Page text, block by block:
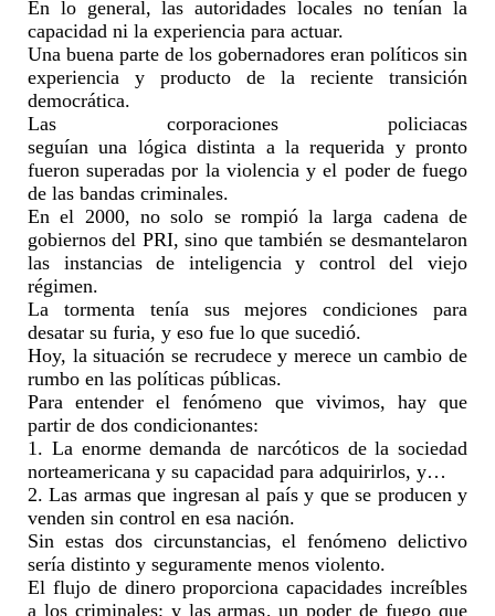
En lo general, las autoridades locales no tenían la
capacidad ni la experiencia para actuar.
Una buena parte de los gobernadores eran políticos sin
experiencia y producto de la reciente transición
democrática.
Las corporaciones policiacas
seguían una lógica distinta a la requerida y pronto
fueron superadas por la violencia y el poder de fuego
de las bandas criminales.
En el 2000, no solo se rompió la larga cadena de
gobiernos del PRI, sino que también se desmantelaron
las instancias de inteligencia y control del viejo
régimen.
La
tormenta tenía sus mejores condiciones para
desatar su furia, y eso fue lo que sucedió.
Hoy, la situación se recrudece y merece un cambio de
rumbo en las políticas públicas.
Para entender el fenómeno quevivimos,
hay que
partir de dos condicionantes:
1. La enorme demanda de narcóticos de la sociedad
norteamericana y su capacidad para adquirirlos, y…
2. Las armas que ingresan al país y que se producen y
venden sin control en esa nación.
Sin estas dos circunstancias, el fenómeno delictivo
sería distinto y seguramente menos violento.
El flujo de dinero proporciona capacidades increíbles
a los criminales; y las armas, un poder de fuego que